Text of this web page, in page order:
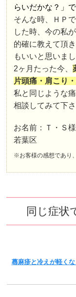
らいだかな？」で
そんな時、ＨＰ
した時、今の私
的確に教えて頂
もいいと思いまし
2ヶ月たった今、
片頭痛・肩こり
私と同じような
相談してみて下さ
お名前：Ｔ
若葉区
※お客様の感想であり
同じ症状
蕁麻疹と冷えが軽くな